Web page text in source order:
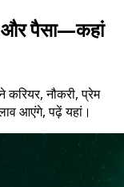
और पैसा—कहां
करियर, नौकरी, प्रेम
आएंगे, पढ़ें यहां।